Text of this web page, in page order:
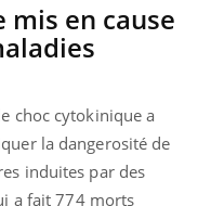
mis en cause
choc cytokinique a
la dangerosité de
induites par des
a fait 774 morts